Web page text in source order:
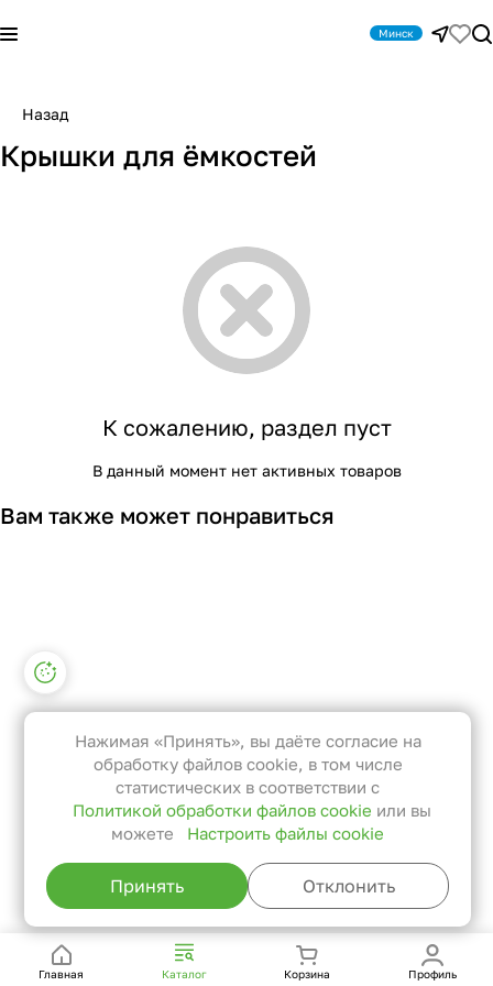
Минск
Назад
Крышки для ёмкостей
К сожалению, раздел пуст
В данный момент нет активных товаров
Вам также может понравиться
Главная Каталог Корзина Профиль
Настройки файлов cookie
Функциональные
Эти файлы необходимы для
функционирования сайта и не
могут быть отключены в наших
системах. Вы можете настроить
браузер так, чтобы он блокировал
их или уведомлял вас об их
использовании, но в таком случае
сайта не будут работать.
Нажимая «Принять», вы даёте согласие на
обработку файлов cookie, в том числе
статистических в соответствии с
Политикой обработки файлов cookie или вы
можете
Настроить файлы cookie
Принять Отклонить